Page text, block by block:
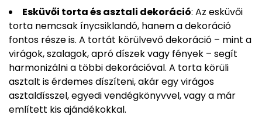
Esküvői torta és asztali dekoráció: Az esküvői
torta nemcsak ínycsiklandó, hanem a dekoráció
fontos része is. A tortát körülvevő dekoráció – mint a
virágok, szalagok, apró díszek vagy fények – segít
harmonizálni a többi dekorációval. A torta körüli
asztalt is érdemes díszíteni, akár egy virágos
asztaldísszel, egyedi vendégkönyvvel, vagy a már
említett kis ajándékokkal.